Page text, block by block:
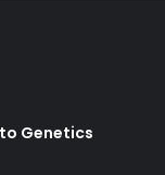
Genetics